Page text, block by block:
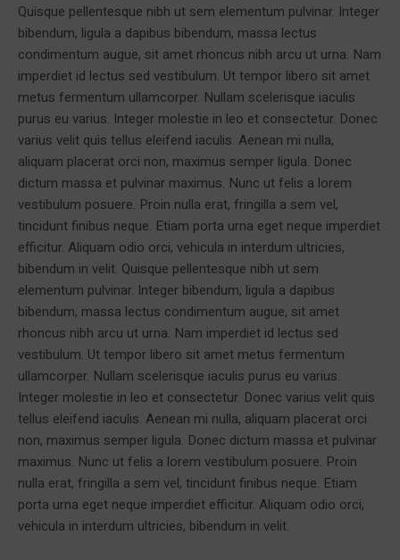
Quisque pellentesque nibh ut sem elementum pulvinar. Integer
bibendum, ligula a dapibus bibendum, massa lectus
condimentum augue, sit amet rhoncus nibh arcu ut urna. Nam
imperdiet id lectus sed vestibulum. Ut tempor libero sit amet
metus fermentum ullamcorper. Nullam scelerisque iaculis
purus eu varius. Integer molestie in leo et consectetur. Donec
varius velit quis tellus eleifend iaculis. Aenean mi nulla,
aliquam placerat orci non, maximus semper ligula. Donec
dictum massa et pulvinar maximus. Nunc ut felis a lorem
vestibulum posuere. Proin nulla erat, fringilla a sem vel,
tincidunt finibus neque. Etiam porta urna eget neque imperdiet
efficitur. Aliquam odio orci, vehicula in interdum ultricies,
bibendum in velit. Quisque pellentesque nibh ut sem
elementum pulvinar. Integer bibendum, ligula a dapibus
bibendum, massa lectus condimentum augue, sit amet
rhoncus nibh arcu ut urna. Nam imperdiet id lectus sed
vestibulum. Ut tempor libero sit amet metus fermentum
ullamcorper. Nullam scelerisque iaculis purus eu varius.
Integer molestie in leo et consectetur. Donec varius velit quis
tellus eleifend iaculis. Aenean mi nulla, aliquam placerat orci
non, maximus semper ligula. Donec dictum massa et pulvinar
maximus. Nunc ut felis a lorem vestibulum posuere. Proin
nulla erat, fringilla a sem vel, tincidunt finibus neque. Etiam
porta urna eget neque imperdiet efficitur. Aliquam odio orci,
vehicula in interdum ultricies, bibendum in velit.